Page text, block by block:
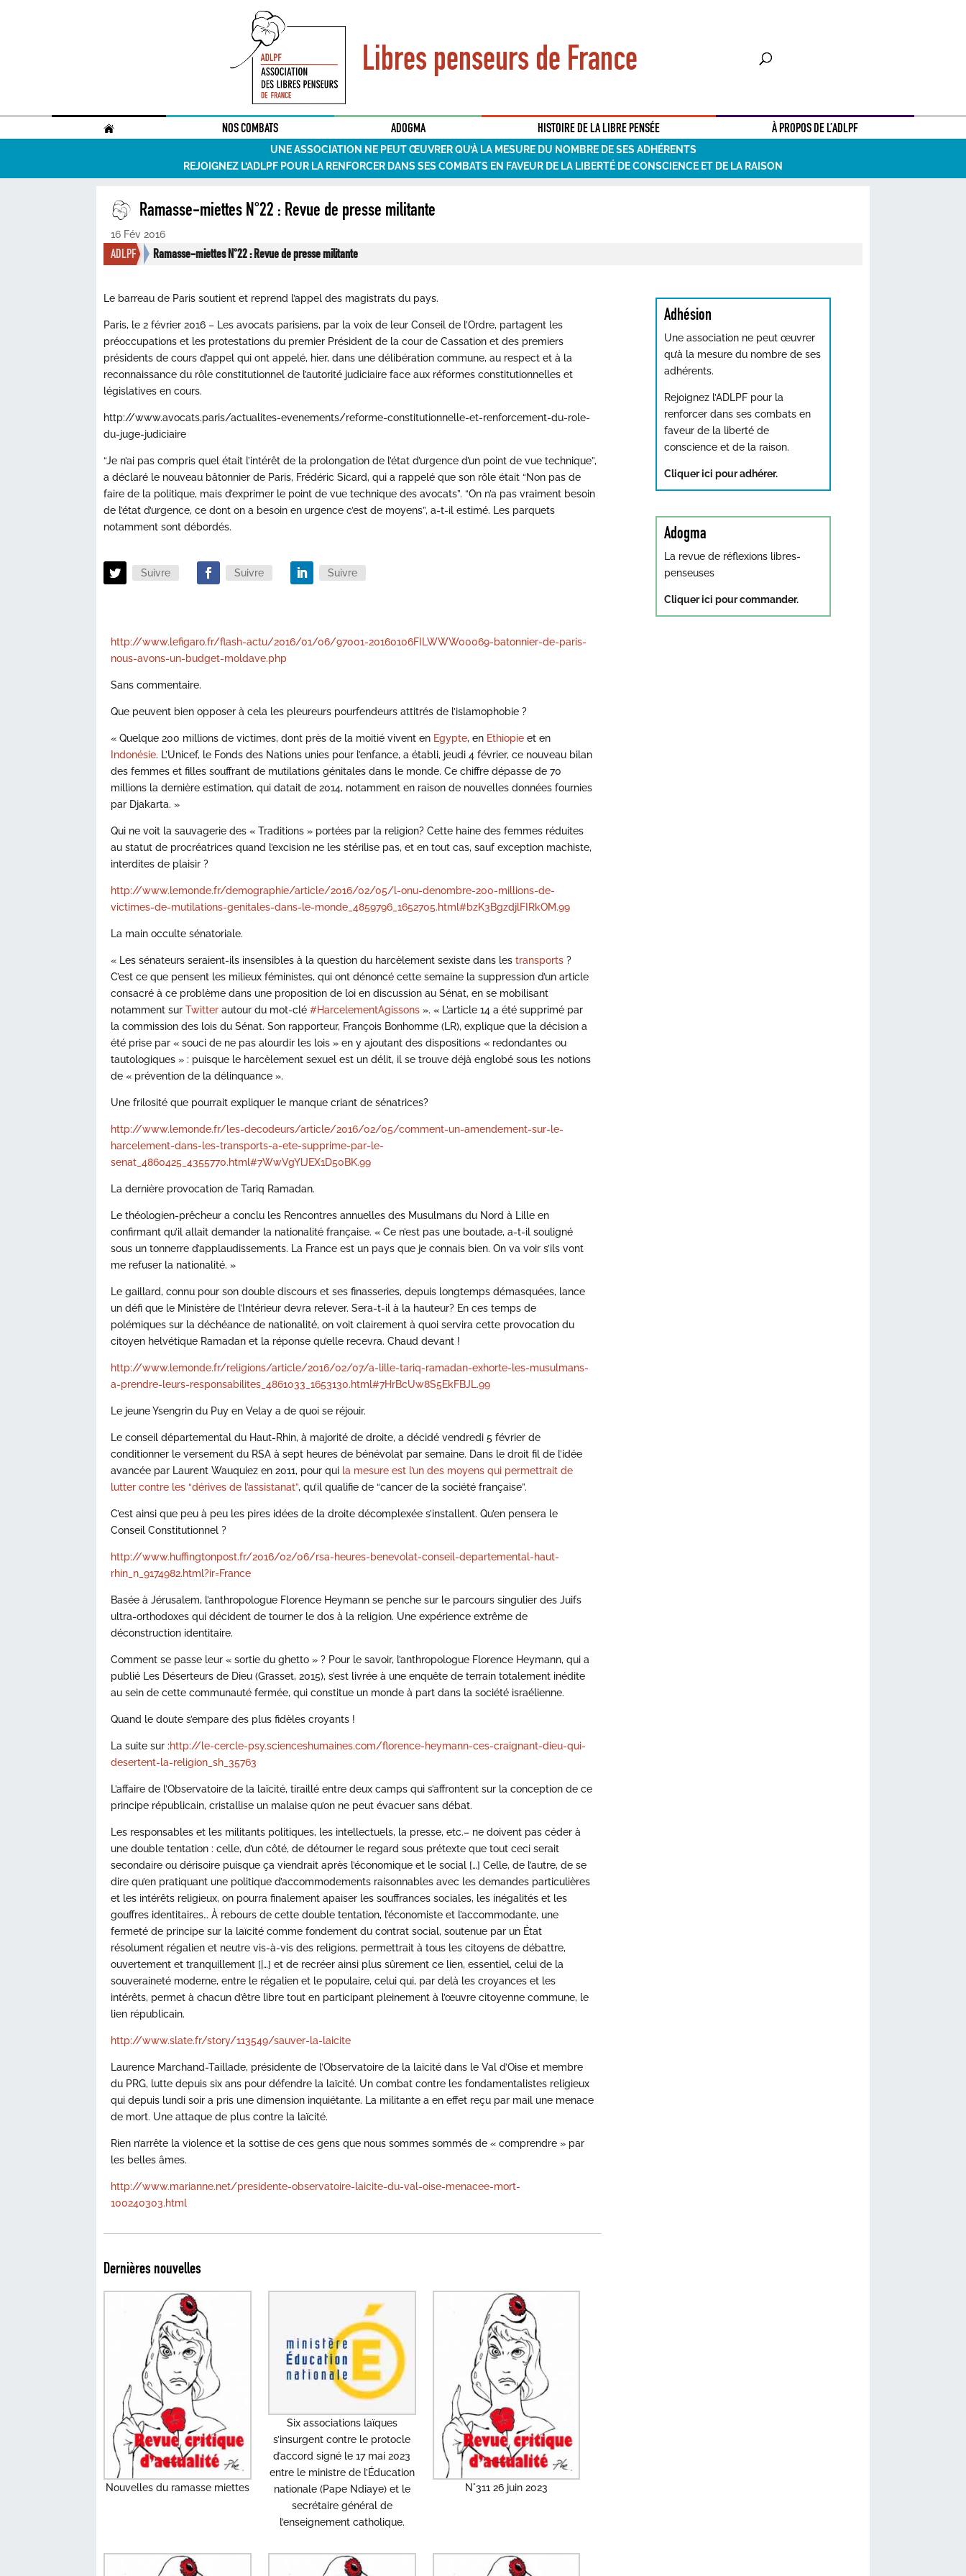
Libres penseurs de France
. NOS COMBATS ADOGMA HISTOIRE DE LA LIBRE PENSÉE À PROPOS DE L’ADLPF
UNE ASSOCIATION NE PEUT ŒUVRER QU’À LA MESURE DU NOMBRE DE SES ADHÉRENTS
REJOIGNEZ L’ADLPF POUR LA RENFORCER DANS SES COMBATS EN FAVEUR DE LA LIBERTÉ DE CONSCIENCE ET DE LA RAISON
Ramasse-miettes N°22 : Revue de presse militante
16 Fév 2016
ADLPF Ramasse-miettes N°22 : Revue de presse militante
Le barreau de Paris soutient et reprend l’appel des magistrats du pays.
Paris, le 2 février 2016 – Les avocats parisiens, par la voix de leur Conseil de l’Ordre, partagent les
préoccupations et les protestations du premier Président de la cour de Cassation et des premiers
présidents de cours d’appel qui ont appelé, hier, dans une délibération commune, au respect et à la
reconnaissance du rôle constitutionnel de l’autorité judiciaire face aux réformes constitutionnelles et
législatives en cours.
http://www.avocats.paris/actualites-evenements/reforme-constitutionnelle-et-renforcement-du-role-
du-juge-judiciaire
“Je n’ai pas compris quel était l’intérêt de la prolongation de l’état d’urgence d’un point de vue technique”,
a déclaré le nouveau bâtonnier de Paris, Frédéric Sicard, qui a rappelé que son rôle était “Non pas de
faire de la politique, mais d’exprimer le point de vue technique des avocats”. “On n’a pas vraiment besoin
de l’état d’urgence, ce dont on a besoin en urgence c’est de moyens”, a-t-il estimé. Les parquets
notamment sont débordés.
Suivre Suivre Suivre
http://www.lefigaro.fr/flash-actu/2016/01/06/97001-20160106FILWWW00069-batonnier-de-paris-
nous-avons-un-budget-moldave.php
Sans commentaire.
Que peuvent bien opposer à cela les pleureurs pourfendeurs attitrés de l’islamophobie ?
« Quelque 200 millions de victimes, dont près de la moitié vivent en Egypte, en Ethiopie et en
Indonésie. L’Unicef, le Fonds des Nations unies pour l’enfance, a établi, jeudi 4 février, ce nouveau bilan
des femmes et filles souffrant de mutilations génitales dans le monde. Ce chiffre dépasse de 70
millions la dernière estimation, qui datait de 2014, notamment en raison de nouvelles données fournies
par Djakarta. »
Qui ne voit la sauvagerie des « Traditions » portées par la religion? Cette haine des femmes réduites
au statut de procréatrices quand l’excision ne les stérilise pas, et en tout cas, sauf exception machiste,
interdites de plaisir ?
http://www.lemonde.fr/demographie/article/2016/02/05/l-onu-denombre-200-millions-de-
victimes-de-mutilations-genitales-dans-le-monde_4859796_1652705.html#bzK3BgzdjlFIRkOM.99
La main occulte sénatoriale.
« Les sénateurs seraient-ils insensibles à la question du harcèlement sexiste dans lestransports ?
C’est ce que pensent les milieux féministes, qui ont dénoncé cette semaine la suppression d’un article
consacré à ce problème dans une proposition de loi en discussion au Sénat, en se mobilisant
notamment surTwitter autour du mot-clé#HarcelementAgissons ». « L’article 14 a été supprimé par
la commission des lois du Sénat. Son rapporteur, François Bonhomme (LR), explique que la décision a
été prise par « souci de ne pas alourdir les lois » en y ajoutant des dispositions « redondantes ou
tautologiques » : puisque le harcèlement sexuel est un délit, il se trouve déjà englobé sous les notions
de « prévention de la délinquance ».
Une frilosité que pourrait expliquer le manque criant de sénatrices?
http://www.lemonde.fr/les-decodeurs/article/2016/02/05/comment-un-amendement-sur-le-
harcelement-dans-les-transports-a-ete-supprime-par-le-
senat_4860425_4355770.html#7WwVgYlJEX1D50BK.99
La dernière provocation de Tariq Ramadan.
Le théologien-prêcheur a conclu les Rencontres annuelles des Musulmans du Nord à Lille en
confirmant qu’il allait demander la nationalité française. « Ce n’est pas une boutade, a-t-il souligné
sous un tonnerre d’applaudissements. La France est un pays que je connais bien. On va voir s’ils vont
me refuser la nationalité. »
Le gaillard, connu pour son double discours et ses finasseries, depuis longtemps démasquées, lance
un défi que le Ministère de l’Intérieur devra relever. Sera-t-il à la hauteur? En ces temps de
polémiques sur la déchéance de nationalité, on voit clairement à quoi servira cette provocation du
citoyen helvétique Ramadan et la réponse qu’elle recevra. Chaud devant !
http://www.lemonde.fr/religions/article/2016/02/07/a-lille-tariq-ramadan-exhorte-les-musulmans-
a-prendre-leurs-responsabilites_4861033_1653130.html#7HrBcUw8S5EkFBJL.99
Le jeune Ysengrin du Puy en Velay a de quoi se réjouir.
Le conseil départemental du Haut-Rhin, à majorité de droite, a décidé vendredi 5 février de
conditionner le versement du RSA à sept heures de bénévolat par semaine. Dans le droit fil de l’idée
avancée par Laurent Wauquiez en 2011, pour qui la mesure est l’un des moyens qui permettrait de
lutter contre les “dérives de l’assistanat”, qu’il qualifie de “cancer de la société française”.
C’est ainsi que peu à peu les pires idées de la droite décomplexée s’installent. Qu’en pensera le
Conseil Constitutionnel ?
http://www.huffingtonpost.fr/2016/02/06/rsa-heures-benevolat-conseil-departemental-haut-
rhin_n_9174982.html?ir=France
Basée à Jérusalem, l’anthropologue Florence Heymann se penche sur le parcours singulier des Juifs
ultra-orthodoxes qui décident de tourner le dos à la religion. Une expérience extrême de
déconstruction identitaire.
Comment se passe leur « sortie du ghetto » ? Pour le savoir, l’anthropologue Florence Heymann, qui a
publié Les Déserteurs de Dieu (Grasset, 2015), s’est livrée à une enquête de terrain totalement inédite
au sein de cette communauté fermée, qui constitue un monde à part dans la société israélienne.
Quand le doute s’empare des plus fidèles croyants !
La suite sur :http://le-cercle-psy.scienceshumaines.com/florence-heymann-ces-craignant-dieu-qui-
desertent-la-religion_sh_35763
L’affaire de l’Observatoire de la laïcité, tiraillé entre deux camps qui s’affrontent sur la conception de ce
principe républicain, cristallise un malaise qu’on ne peut évacuer sans débat.
Les responsables et les militants politiques, les intellectuels, la presse, etc.– ne doivent pas céder à
une double tentation : celle, d’un côté, de détourner le regard sous prétexte que tout ceci serait
secondaire ou dérisoire puisque ça viendrait après l’économique et le social […] Celle, de l’autre, de se
dire qu’en pratiquant une politique d’accommodements raisonnables avec les demandes particulières
et les intérêts religieux, on pourra finalement apaiser les souffrances sociales, les inégalités et les
gouffres identitaires… À rebours de cette double tentation, l’économiste et l’accommodante, une
fermeté de principe sur la laïcité comme fondement du contrat social, soutenue par un État
résolument régalien et neutre vis-à-vis des religions, permettrait à tous les citoyens de débattre,
ouvertement et tranquillement [|…] et de recréer ainsi plus sûrement ce lien, essentiel, celui de la
souveraineté moderne, entre le régalien et le populaire, celui qui, par delà les croyances et les
intérêts, permet à chacun d’être libre tout en participant pleinement à l’œuvre citoyenne commune, le
lien républicain.
http://www.slate.fr/story/113549/sauver-la-laicite
Laurence Marchand-Taillade, présidente de l’Observatoire de la laïcité dans le Val d’Oise et membre
du PRG, lutte depuis six ans pour défendre la laïcité. Un combat contre les fondamentalistes religieux
qui depuis lundi soir a pris une dimension inquiétante. La militante a en effet reçu par mail une menace
de mort. Une attaque de plus contre la laïcité.
Rien n’arrête la violence et la sottise de ces gens que nous sommes sommés de « comprendre » par
les belles âmes.
http://www.marianne.net/presidente-observatoire-laicite-du-val-oise-menacee-mort-
100240303.html
Dernières nouvelles
Nouvelles du ramasse miettes
Six associations laïques
s’insurgent contre le protocle
d’accord signé le 17 mai 2023
entre le ministre de l’Éducation
nationale (Pape Ndiaye) et le
secrétaire général de
l’enseignement catholique.
N°311 26 juin 2023
Adhésion
Une association ne peut œuvrer
qu’à la mesure du nombre de ses
adhérents.
Rejoignez l’ADLPF pour la
renforcer dans ses combats en
faveur de la liberté de
conscience et de la raison.
Cliquer ici pour adhérer.
Adogma
La revue de réflexions libres-
penseuses
Cliquer ici pour commander.